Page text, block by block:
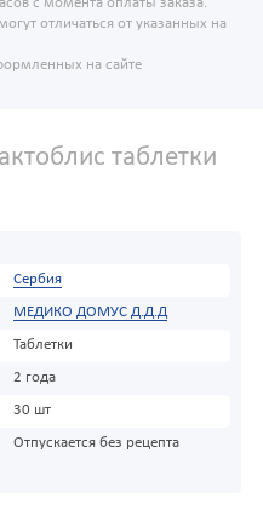
с момента оплаты заказа.
отличаться от указанных на
на сайте
таблетки
Сербия
МЕДИКО ДОМУС Д.Д.Д
Таблетки
2 года
30 шт
Отпускается без рецепта